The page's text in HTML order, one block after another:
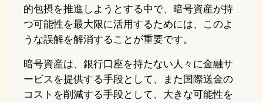
的包摂を推進しようとする中で、暗号資産が持
つ可能性を最大限に活用するためには、このよ
うな誤解を解消することが重要です。
暗号資産は、銀行口座を持たない人々に金融サ
ービスを提供する手段として、また国際送金の
コストを削減する手段として、大きな可能性を